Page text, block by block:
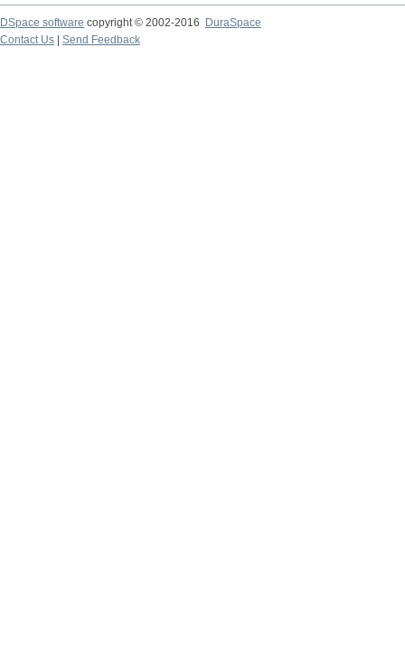
DSpace software copyright © 2002-2016
DuraSpace
Contact Us
Send Feedback